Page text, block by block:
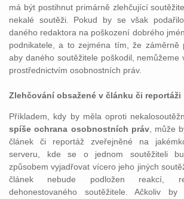
má být postihnut primárně zlehčující
nekalé soutěži. Pokud by se však
daného redaktora na poškození dobrého
podnikatele, a to zejména tím, že záměrně
aby daného soutěžitele poškodil, nemůžeme
prostřednictvím osobnostních práv.
Zlehčování obsažené v článku či reportáži
Příkladem, kdy by měla oproti
spíše ochrana osobnostních práv, může
článek či reportáž zveřejněné na
serveru, kde se o jednom soutěžiteli
způsobem vyjadřovat vícero jeho jiných
článek nebude podložen reakcí,
dehonestovaného soutěžitele. Ačkoliv